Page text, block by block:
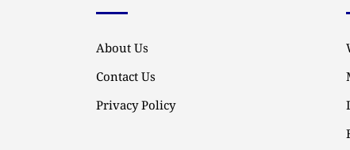
About Us
Contact Us
Privacy Policy